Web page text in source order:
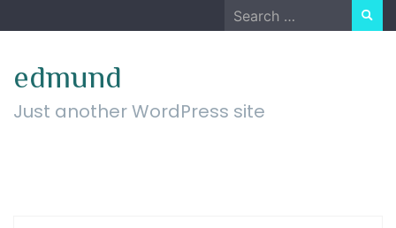
to
Search
for:
edmund
Just another WordPress site